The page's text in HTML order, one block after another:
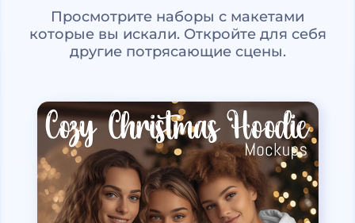
Просмотрите наборы с макетами
которые вы искали. Откройте для себя
другие потрясающие сцены.